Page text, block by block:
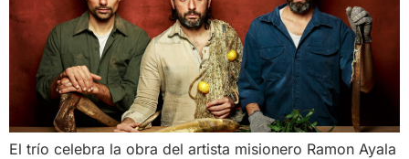
El trío celebra la obra del artista misionero Ramon Ayala